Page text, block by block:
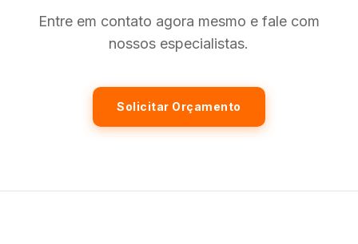
Entre em contato agora mesmo e fale com
nossos especialistas.
Solicitar Orçamento